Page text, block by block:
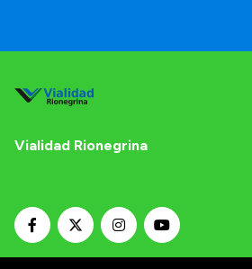
Vialidad Rionegrina